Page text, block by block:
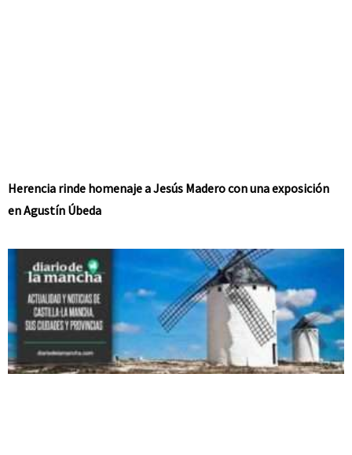
Herencia rinde homenaje a Jesús Madero con una exposición
en Agustín Úbeda